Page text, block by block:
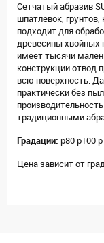
Сетчатый абразив
шпатлевок,
подходит для
древесины хвойных
имеет тысячи
конструкции отвод
всю поверхность.
практически без
традиционными
Градации: p80 p100
Цена зависит от